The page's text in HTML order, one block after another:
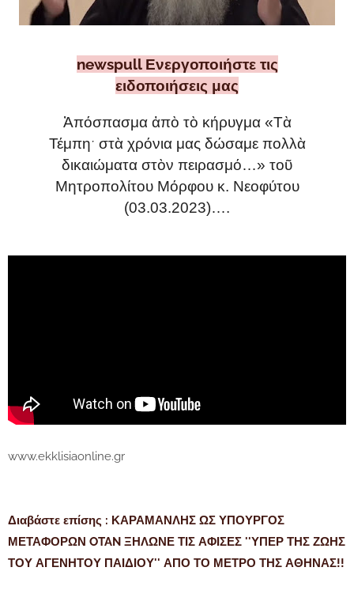
newspull Ενεργοποιήστε τις
ειδοποιήσεις μας
Ἀπόσπασμα ἀπὸ τὸ κήρυγμα «Τὰ
Τέμπηˑ στὰ χρόνια μας δώσαμε πολλὰ
δικαιώματα στὸν πειρασμό…» τοῦ
Μητροπολίτου Μόρφου κ. Νεοφύτου
(03.03.2023)….
www.ekklisiaonline.gr
Διαβάστε επίσης : ΚΑΡΑΜΑΝΛΗΣ ΩΣ ΥΠΟΥΡΓΟΣ
ΜΕΤΑΦΟΡΩΝ OTAN ΞΗΛΩΝΕ ΤΙΣ ΑΦΙΣΕΣ ''ΥΠΕΡ ΤΗΣ ΖΩΗΣ
ΤΟΥ ΑΓΕΝΗΤΟΥ ΠΑΙΔΙΟΥ'' ΑΠΟ ΤΟ ΜΕΤΡΟ ΤΗΣ ΑΘΗΝΑΣ!!